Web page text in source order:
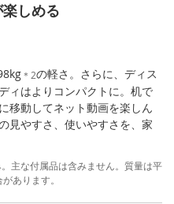
しめる
＊2の軽さ。さらに、ディス
ィはよりコンパクトに。机で
移動してネット動画を楽しん
見やすさ、使いやすさを、家
主な付属品は含みません。質量は平
あります。